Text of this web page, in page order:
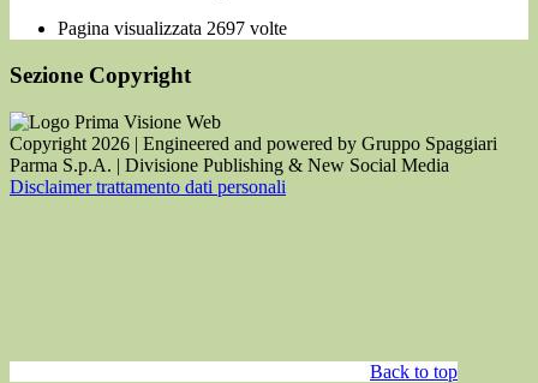
Pagina visualizzata 2697 volte
Sezione Copyright
Copyright 2026 | Engineered and powered by Gruppo Spaggiari
Parma S.p.A. | Divisione Publishing & New Social Media
Disclaimer trattamento dati personali
Back to top